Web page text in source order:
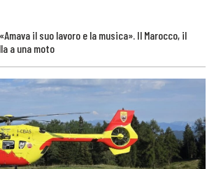
il suo lavoro e la musica». Il Marocco, il
a una moto